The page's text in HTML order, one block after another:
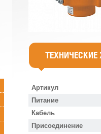
Артикул
Питание
Кабель
Присоединение